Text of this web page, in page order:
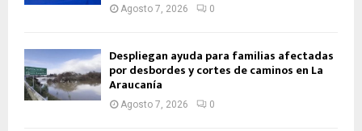
Agosto 7, 2026 0
Despliegan ayuda para familias afectadas
por desbordes y cortes de caminos en La
Araucanía
Agosto 7, 2026 0